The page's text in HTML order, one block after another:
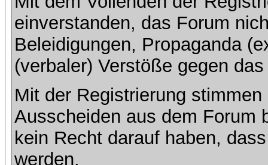
einverstanden, das Forum
Beleidigungen, Propaganda
(verbaler) Verstöße gegen
Mit der Registrierung
Ausscheiden aus dem Forum
kein Recht darauf haben,
werden.